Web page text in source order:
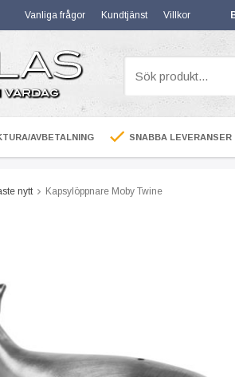
Vanliga frågor Kundtjänst Villkor
AVBETALNING SNABBA LEVERANSER
nytt Kapsylöppnare Moby Twine